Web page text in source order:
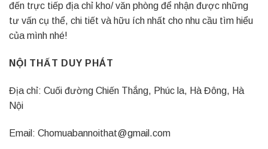
đến trực tiếp địa chỉ kho/ văn phòng để nhận được những
tư vấn cụ thể, chi tiết và hữu ích nhất cho nhu cầu tìm hiểu
của mình nhé!
NỘI THẤT DUY PHÁT
Địa chỉ: Cuối đường Chiến Thắng, Phúc la, Hà Đông, Hà
Nội
Email: Chomuabannoithat@gmail.com